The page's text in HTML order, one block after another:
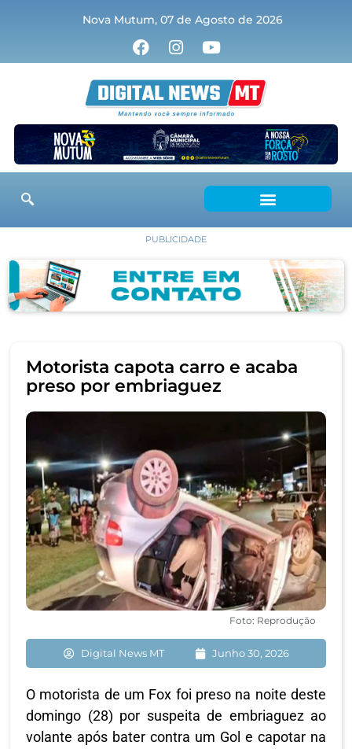
Nova Mutum, 07 de Agosto de 2026
PUBLICIDADE
Motorista capota carro e acaba
preso por embriaguez
Foto: Reprodução
Digital News MT Junho 30, 2026
O motorista de um Fox foi preso na noite deste
domingo (28) por suspeita de embriaguez ao
volante após bater contra um Gol e capotar na